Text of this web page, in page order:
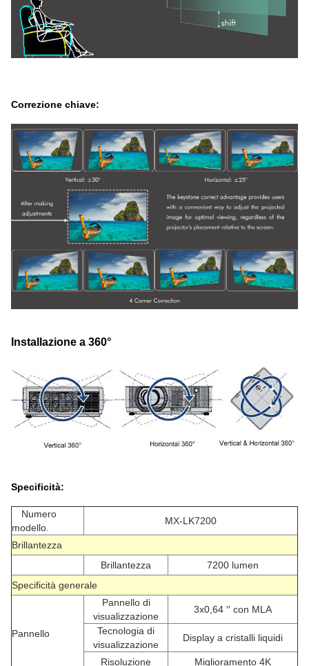
Correzione chiave:
Installazione a 360°
Specificità:
Numero
modello.
MX-LK7200
Brillantezza
Brillantezza
7200 lumen
Specificità generale
Pannello
Pannello di
visualizzazione
3x0,64 ′′ con MLA
Tecnologia di
visualizzazione
Display a cristalli liquidi
Risoluzione Miglioramento 4K